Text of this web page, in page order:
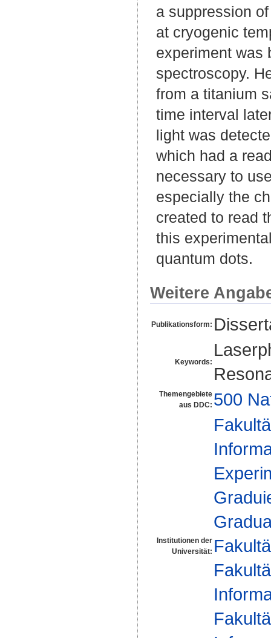
a suppression
at cryogenic
experiment was
spectroscopy.
from a titanium
time interval
light was
which had a
necessary to
especially the
created to read
this
quantum dots.
Weitere
Publikationsform:
Keywords:
Themengebiete
aus DDC: 500
Institutionen der
Universität: